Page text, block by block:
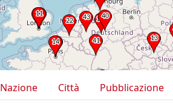
Nazione Città Pubblicazione